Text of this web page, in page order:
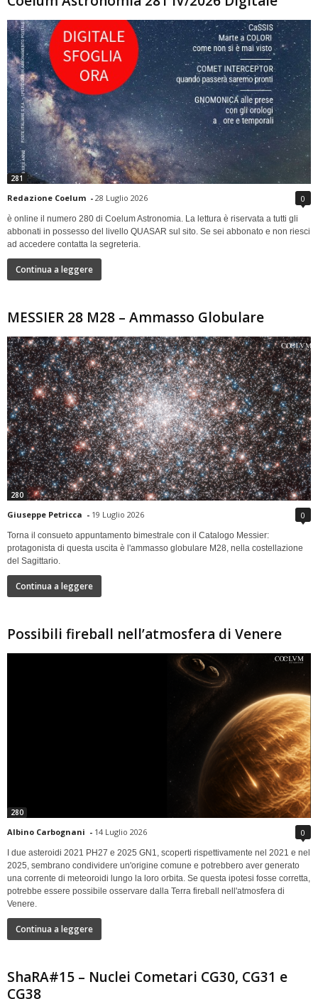
281
Redazione Coelum - 28 Luglio 2026 0
è online il numero 280 di Coelum Astronomia. La lettura è riservata a tutti gli
abbonati in possesso del livello QUASAR sul sito. Se sei abbonato e non riesci
ad accedere contatta la segreteria.
Continua a leggere
MESSIER 28 M28 – Ammasso Globulare
280
Giuseppe Petricca - 19 Luglio 2026 0
Torna il consueto appuntamento bimestrale con il Catalogo Messier:
protagonista di questa uscita è l'ammasso globulare M28, nella costellazione
del Sagittario.
Continua a leggere
Possibili fireball nell’atmosfera di Venere
280
Albino Carbognani - 14 Luglio 2026 0
I due asteroidi 2021 PH27 e 2025 GN1, scoperti rispettivamente nel 2021 e nel
2025, sembrano condividere un'origine comune e potrebbero aver generato
una corrente di meteoroidi lungo la loro orbita. Se questa ipotesi fosse corretta,
potrebbe essere possibile osservare dalla Terra fireball nell'atmosfera di
Venere.
Continua a leggere
ShaRA#15 – Nuclei Cometari CG30, CG31 e
CG38